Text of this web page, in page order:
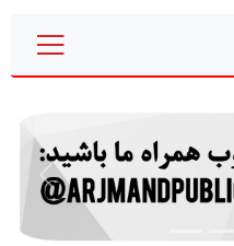
بعدی